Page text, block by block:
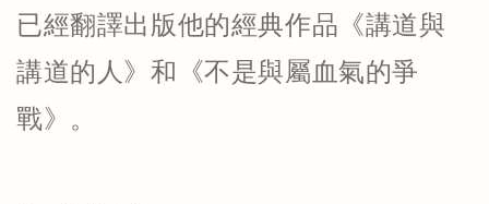
已經翻譯出版他的經典作品《講道與
講道的人》和《不是與屬血氣的爭
戰》。